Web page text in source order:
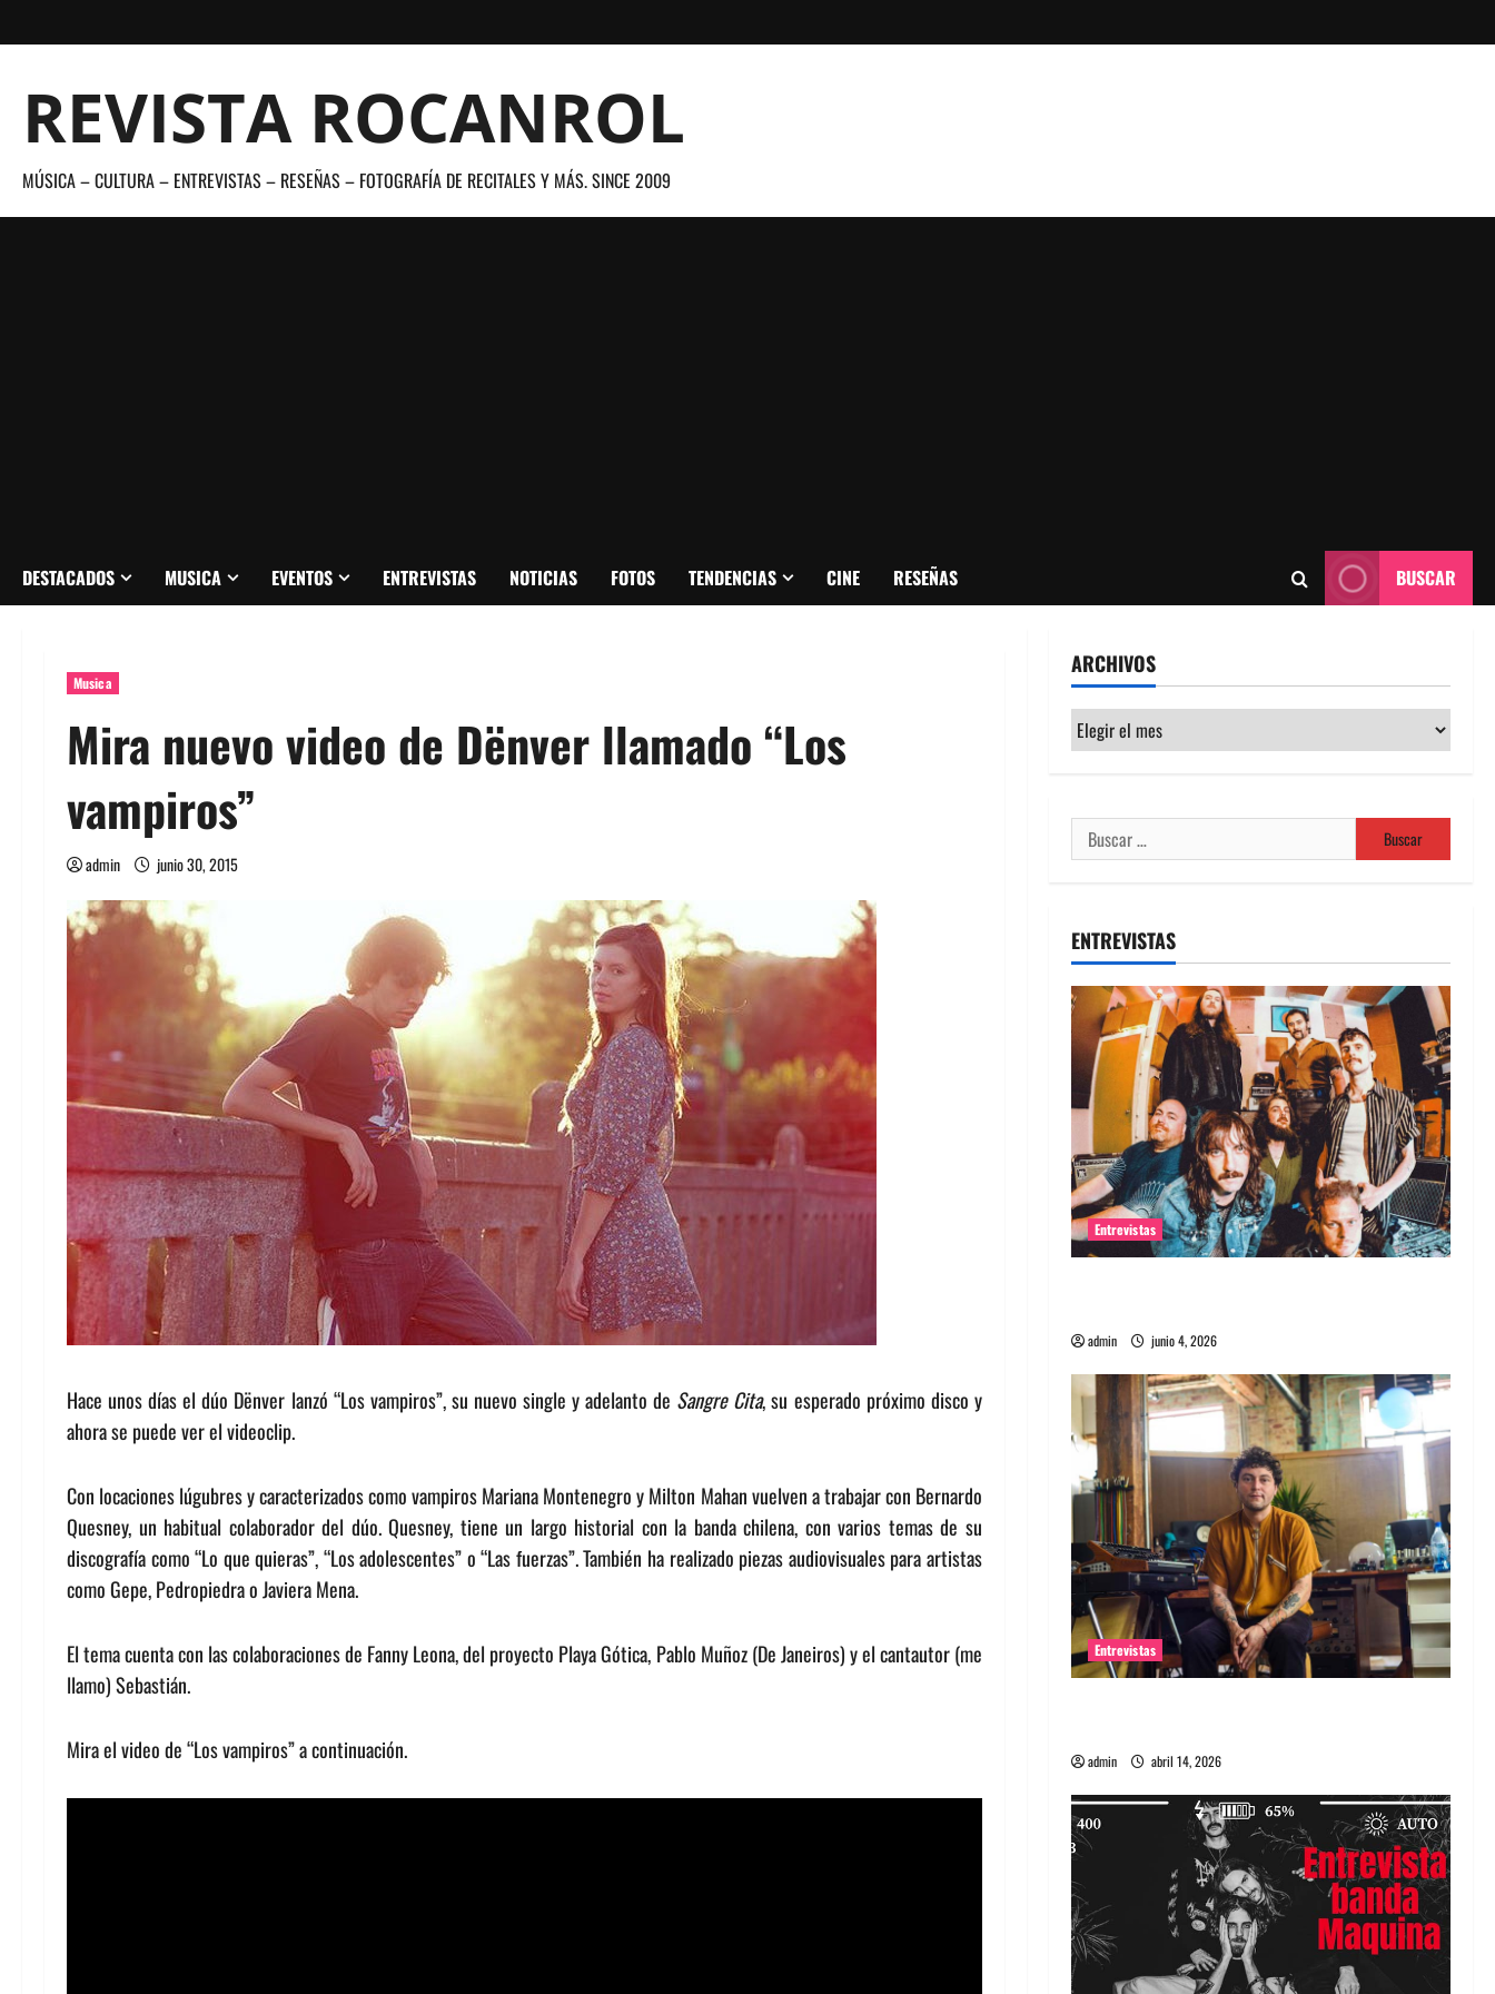
al
REVISTA ROCANROL
MÚSICA – CULTURA – ENTREVISTAS – RESEÑAS – FOTOGRAFÍA DE RECITALES Y MÁS. SINCE 2009
DESTACADOS MUSICA EVENTOS ENTREVISTAS NOTICIAS FOTOS TENDENCIAS CINE RESEÑAS BUSCAR
Musica
Mira nuevo video de Dënver llamado “Los
vampiros”
admin junio 30, 2015
Hace unos días el dúo Dënver lanzó “Los vampiros”, su nuevo single y adelanto de Sangre Cita, su esperado próximo disco y
ahora se puede ver el videoclip.
Con locaciones lúgubres y caracterizados como vampiros Mariana Montenegro y Milton Mahan vuelven a trabajar con Bernardo
Quesney, un habitual colaborador del dúo. Quesney, tiene un largo historial con la banda chilena, con varios temas de su
discografía como “Lo que quieras”, “Los adolescentes” o “Las fuerzas”. También ha realizado piezas audiovisuales para artistas
como Gepe, Pedropiedra o Javiera Mena.
El tema cuenta con las colaboraciones de Fanny Leona, del proyecto Playa Gótica, Pablo Muñoz (De Janeiros) y el cantautor (me
llamo) Sebastián.
Mira el video de “Los vampiros” a continuación.
ARCHIVOS
Archivos
Buscar:
ENTREVISTAS
Entrevistas
admin junio 4, 2026
Entrevistas
admin abril 14, 2026